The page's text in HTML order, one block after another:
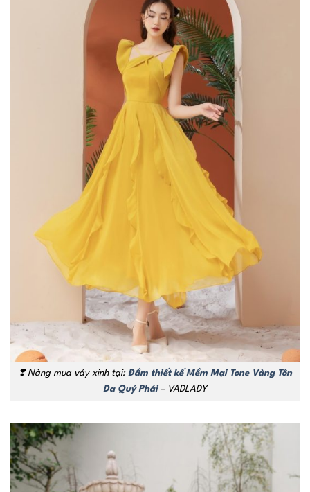
❣️Nàng mua váy xinh tại: Đầm thiết kế Mềm Mại Tone Vàng Tôn
Da Quý Phái– VADLADY